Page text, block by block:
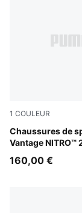
1 COULEUR
Chaussures de
Vantage NITRO™
PUMA White-
160,00 €